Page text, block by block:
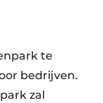
te
bedrijven.
zal